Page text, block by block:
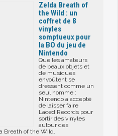
Zelda Breath of
the Wild : un
coffret de 8
vinyles
somptueux pour
la BO du jeu de
Nintendo
Que les amateurs
de beaux objets et
de musiques
envoûtent se
dressent comme un
seul homme :
Nintendo a accepté
de laisser faire
Laced Records pour
sortir des vinyles
autour des
Breath of the Wild.